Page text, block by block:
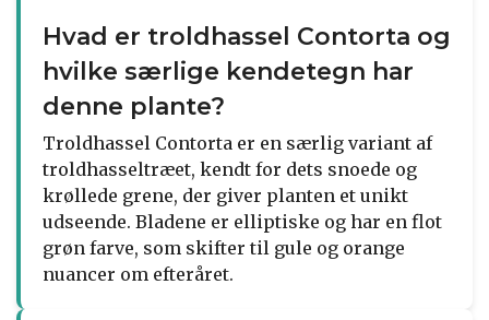
Hvad er troldhassel Contorta og
hvilke særlige kendetegn har
denne plante?
Troldhassel Contorta er en særlig variant af
troldhasseltræet, kendt for dets snoede og
krøllede grene, der giver planten et unikt
udseende. Bladene er elliptiske og har en flot
grøn farve, som skifter til gule og orange
nuancer om efteråret.